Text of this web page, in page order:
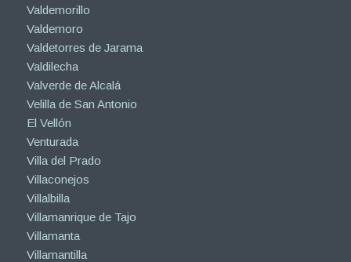
Valdemorillo
Valdemoro
Valdetorres de Jarama
Valdilecha
Valverde de Alcalá
Velilla de San Antonio
El Vellón
Venturada
Villa del Prado
Villaconejos
Villalbilla
Villamanrique de Tajo
Villamanta
Villamantilla